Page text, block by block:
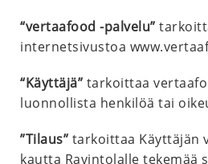
“vertaafood -palvelu”
internetsivustoa
“Käyttäjä” tarkoittaa
luonnollista henkilöä tai
”Tilaus” tarkoittaa Käyttäjän
kautta Ravintolalle tekemää